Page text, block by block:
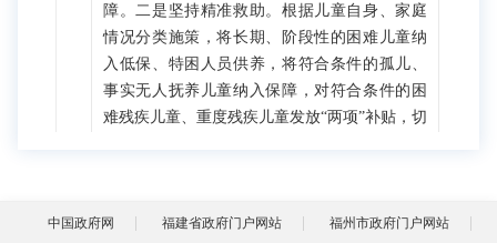
障。二是坚持精准救助。根据儿童自身、家庭
情况分类施策，将长期、阶段性的困难儿童纳
入低保、特困人员供养，将符合条件的孤儿、
事实无人抚养儿童纳入保障，对符合条件的困
难残疾儿童、重度残疾儿童发放“两项”补贴，切
长、监护人等开展形式多样的专业化服务。
中国政府网 福建省政府门户网站 福州市政府门户网站